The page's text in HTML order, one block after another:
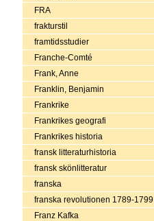
FRA
frakturstil
framtidsstudier
Franche-Comté
Frank, Anne
Franklin, Benjamin
Frankrike
Frankrikes geografi
Frankrikes historia
fransk litteraturhistoria
fransk skönlitteratur
franska
franska revolutionen 1789-1799
Franz Kafka